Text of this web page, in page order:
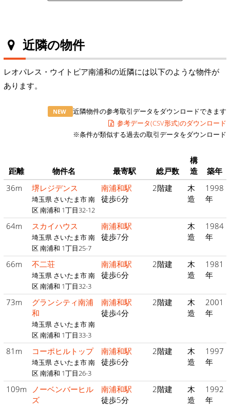
近隣の物件
レオパレス・ウイトピア南浦和の近隣には以下のような物件が
あります。
NEW
近隣物件の参考取引データをダウンロードできます
参考データ(CSV形式)のダウンロード
※条件が類似する過去の取引データをダウンロード
距離 物件名 最寄駅 総戸数
構
造
築年
36m
堺レジデンス
埼玉県 さいたま市 南
区 南浦和 1丁目32-12
南浦和駅
徒歩6分
2階建
木
造
1998
年
64m スカイハウス
埼玉県 さいたま市 南
区 南浦和 1丁目25-7
南浦和駅
徒歩7分
木
造
1984
年
66m 不二荘
埼玉県 さいたま市 南
区 南浦和 1丁目32-3
南浦和駅
徒歩6分
2階建
木
造
1981
年
73m
グランシティ南浦
和
埼玉県 さいたま市 南
区 南浦和 1丁目33-3
南浦和駅
徒歩4分
2階建
木
造
2001
年
81m コーポヒルトップ
埼玉県 さいたま市 南
区 南浦和 1丁目26-3
南浦和駅
徒歩6分
2階建
木
造
1997
年
109m
ノーベンバーヒル
ズ
南浦和駅
徒歩5分
2階建
木
造
1992
年